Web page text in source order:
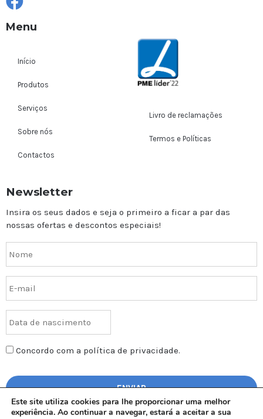
Menu
Início
Produtos
Serviços
Sobre nós
Contactos
Livro de reclamações
Termos e Políticas
Newsletter
Insira os seus dados e seja o primeiro a ficar a par das
nossas ofertas e descontos especiais!
Concordo com a política de privacidade.
Este site utiliza cookies para lhe proporcionar uma melhor
experiência. Ao continuar a navegar, estará a aceitar a sua